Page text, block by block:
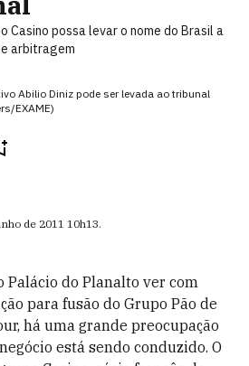
Casino possa levar o nome do Brasil a
arbitragem
Abilio Diniz pode ser levada ao tribunal
EXAME)
de 2011 10h13.
Palácio do Planalto ver com
para fusão do Grupo Pão de
há uma grande preocupação
está sendo conduzido. O